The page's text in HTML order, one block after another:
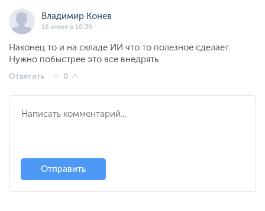
Владимир Конев
16 июня в 10:30
Наконец то и на складе ИИ что то полезное сделает.
Нужно побыстрее это все внедрять
Ответить 0
Отправить